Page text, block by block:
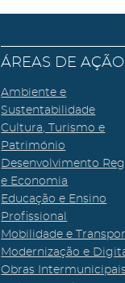
ÁREAS DE
Ambiente e
Sustentabilidade
Cultura, Turismo e
Património
Desenvolvimento
e Economia
Educação e Ensino
Profissional
Mobilidade e
Modernização e
Obras